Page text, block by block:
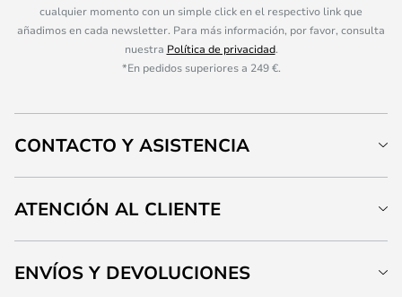
cualquier momento con un simple click en el respectivo link que
añadimos en cada newsletter. Para más información, por favor, consulta
nuestra Política de privacidad.
*En pedidos superiores a 249 €.
CONTACTO Y ASISTENCIA
ATENCIÓN AL CLIENTE
ENVÍOS Y DEVOLUCIONES